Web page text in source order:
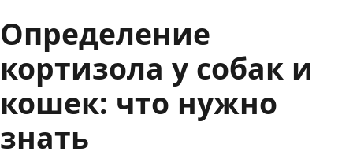
Форум
Войти
Определение
кортизола у собак и
кошек: что нужно
знать